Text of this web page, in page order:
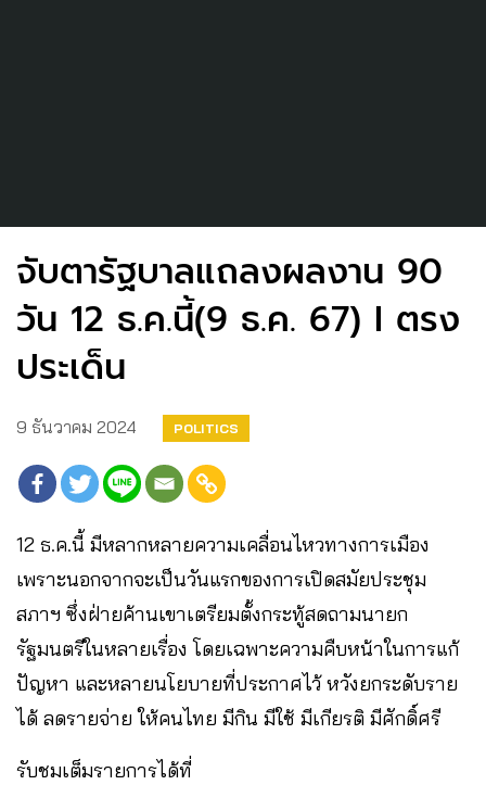
จับตารัฐบาลแถลงผลงาน 90
วัน 12 ธ.ค.นี้(9 ธ.ค. 67) I ตรง
ประเด็น
9 ธันวาคม 2024 POLITICS
12 ธ.ค.นี้ มีหลากหลายความเคลื่อนไหวทางการเมือง
เพราะนอกจากจะเป็นวันแรกของการเปิดสมัยประชุม
สภาฯ ซึ่งฝ่ายค้านเขาเตรียมตั้งกระทู้สดถามนายก
รัฐมนตรีในหลายเรื่อง โดยเฉพาะความคืบหน้าในการแก้
ปัญหา และหลายนโยบายที่ประกาศไว้ หวังยกระดับราย
ได้ ลดรายจ่าย ให้คนไทย มีกิน มีใช้ มีเกียรติ มีศักดิ์ศรี
รับชมเต็มรายการได้ที่